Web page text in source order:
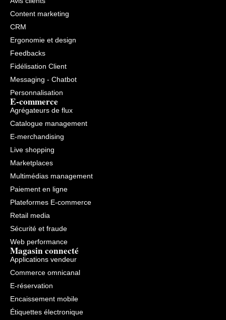
Content marketing
CRM
Ergonomie et design
Feedbacks
Fidélisation Client
Messaging - Chatbot
Personnalisation
E-commerce
Agrégateurs de flux
Catalogue management
E-merchandising
Live shopping
Marketplaces
Multimédias management
Paiement en ligne
Plateformes E-commerce
Retail media
Sécurité et fraude
Web performance
Magasin connecté
Applications vendeur
Commerce omnicanal
E-réservation
Encaissement mobile
Étiquettes électronique